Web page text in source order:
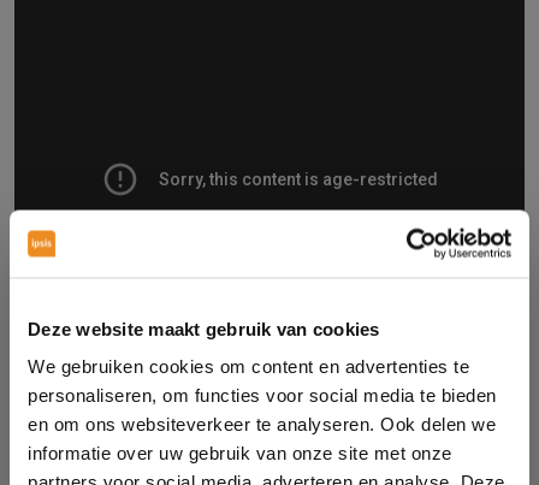
Deze website maakt gebruik van cookies
We gebruiken cookies om content en advertenties te
personaliseren, om functies voor social media te bieden
en om ons websiteverkeer te analyseren. Ook delen we
informatie over uw gebruik van onze site met onze
Tijdens deze visuele manier van storytelling wordt
Jupiler neergezet als een biermerk voor ‘echte’, stoere
mannen. Hierbij worden alle aspecten gebruikt om de